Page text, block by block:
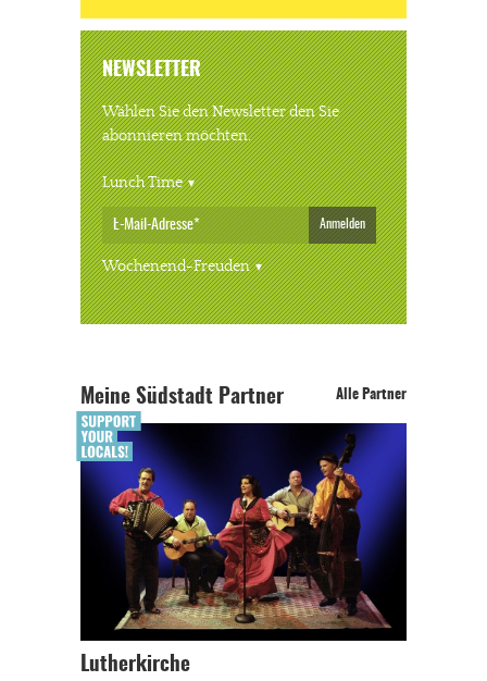
NEWSLETTER
Wählen Sie den Newsletter den Sie
abonnieren möchten.
Lunch Time
Anmelden
Wochenend-Freuden
Meine Südstadt Partner Alle Partner
Lutherkirche